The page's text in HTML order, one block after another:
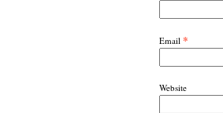
Email *
Website